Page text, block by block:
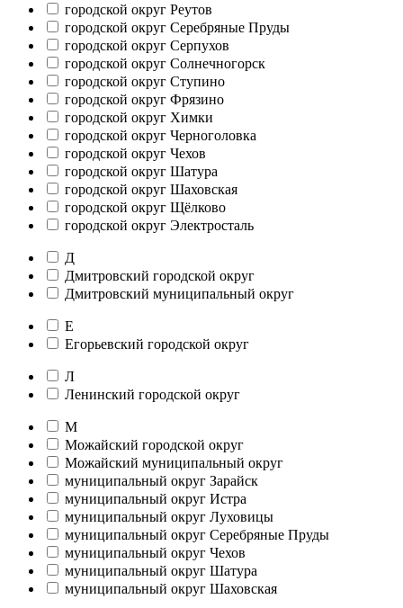
городской округ Реутов
городской округ Серебряные Пруды
городской округ Серпухов
городской округ Солнечногорск
городской округ Ступино
городской округ Фрязино
городской округ Химки
городской округ Черноголовка
городской округ Чехов
городской округ Шатура
городской округ Шаховская
городской округ Щёлково
городской округ Электросталь
Д
Дмитровский городской округ
Дмитровский муниципальный округ
Е
Егорьевский городской округ
Л
Ленинский городской округ
М
Можайский городской округ
Можайский муниципальный округ
муниципальный округ Зарайск
муниципальный округ Истра
муниципальный округ Луховицы
муниципальный округ Серебряные Пруды
муниципальный округ Чехов
муниципальный округ Шатура
муниципальный округ Шаховская